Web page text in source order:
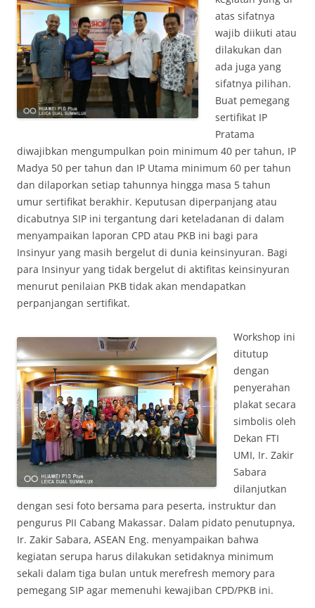
atas sifatnya
wajib diikuti atau
dilakukan dan
ada juga yang
sifatnya pilihan.
Buat pemegang
sertifikat IP
Pratama
diwajibkan mengumpulkan poin minimum 40 per tahun, IP
Madya 50 per tahun dan IP Utama minimum 60 per tahun
dan dilaporkan setiap tahunnya hingga masa 5 tahun
umur sertifikat berakhir. Keputusan diperpanjang atau
dicabutnya SIP ini tergantung dari keteladanan di dalam
menyampaikan laporan CPD atau PKB ini bagi para
Insinyur yang masih bergelut di dunia keinsinyuran. Bagi
para Insinyur yang tidak bergelut di aktifitas keinsinyuran
menurut penilaian PKB tidak akan mendapatkan
perpanjangan sertifikat.
Workshop ini
ditutup
dengan
penyerahan
plakat secara
simbolis oleh
Dekan FTI
UMI, Ir. Zakir
Sabara
dilanjutkan
dengan sesi foto bersama para peserta, instruktur dan
pengurus PII Cabang Makassar. Dalam pidato penutupnya,
Ir. Zakir Sabara, ASEAN Eng. menyampaikan bahwa
kegiatan serupa harus dilakukan setidaknya minimum
sekali dalam tiga bulan untuk merefresh memory para
pemegang SIP agar memenuhi kewajiban CPD/PKB ini.